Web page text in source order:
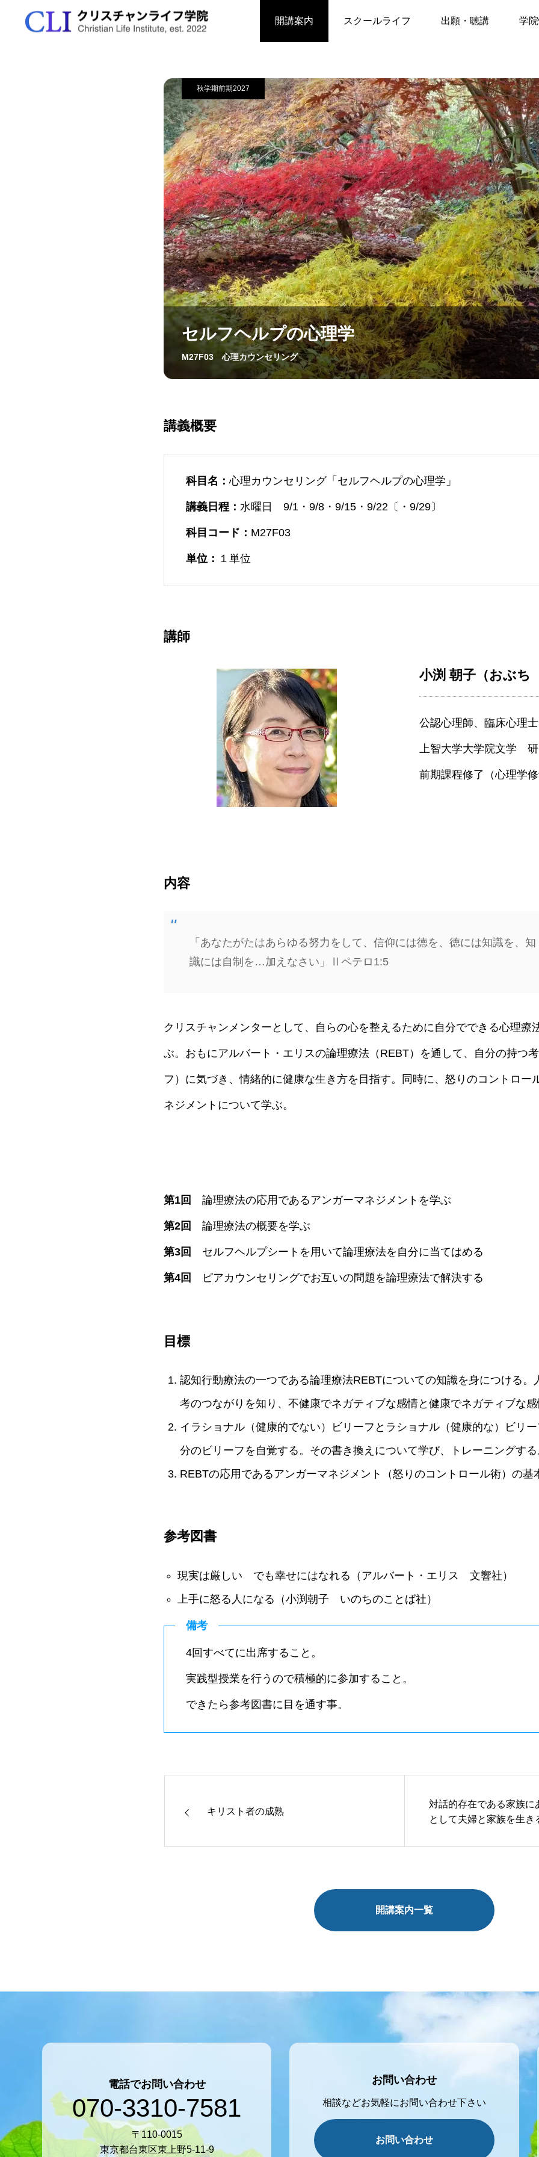
開講案内 スクールライフ 出願・聴講 学
春学期2026
秋学期前期2026
秋学期後期2026
冬学期2026
春学期2027
秋学期前期2027
秋学期後期2027
冬学期2027
学びの特色
学ぶ5つの分野
講師紹介
単位取得、卒業要件
出願資格と方法
出願から入学まで
学費について
願書提出
推薦状の提出
聴講制度
聴講申込
資格の取得
アクセス
お問合せ
FAQ
島田哲也先生・吉川直美先生
対談「クリスチャンの霊性」
イベント
7月11日 JTJ講演会お知らせ
「うつ病・統合失調症のさび
しさ・わびしさを知る」
イベント
6月9日講演会のお知らせ
CLI講師森真弓先生
開講案内 秋学期前期2027 セルフヘルプの心理学
セルフヘルプの心理学
M27F03 心理カウンセリング
秋学期前期2027
講義概要
科目名：心理カウンセリング「セルフヘルプの心理学」
講義日程： 水曜日 9/1・9/8・9/15・9/22〔・9/29〕
科目コード： M27F03
単位： １単位
講師
小渕 朝子（おぶち
公認心理師、臨床心理士
上智大学大学院文学
前期課程修了（心理学修
内容
「あなたがたはあらゆる努力をして、信仰には徳を、徳には知識を、知
識には自制を…加えなさい」Ⅱペテロ1:5
クリスチャンメンターとして、自らの心を整えるために自分でできる心理療
ぶ。おもにアルバート・エリスの論理療法（REBT）を通して、自分の持つ
フ）に気づき、情緒的に健康な生き方を目指す。同時に、怒りのコントロー
ネジメントについて学ぶ。
第1回 論理療法の応用であるアンガーマネジメントを学ぶ
第2回 論理療法の概要を学ぶ
第3回 セルフヘルプシートを用いて論理療法を自分に当てはめる
第4回 ピアカウンセリングでお互いの問題を論理療法で解決する
目標
認知行動療法の一つである論理療法REBTについての知識を身につける。
考のつながりを知り、不健康でネガティブな感情と健康でネガティブな感
イラショナル（健康的でない）ビリーフとラショナル（健康的な）ビリ
分のビリーフを自覚する。その書き換えについて学び、トレーニングする
REBTの応用であるアンガーマネジメント（怒りのコントロール術）の基
参考図書
現実は厳しい でも幸せにはなれる（アルバート・エリス 文響社）
上手に怒る人になる（小渕朝子 いのちのことば社）
備考
4回すべてに出席すること。
実践型授業を行うので積極的に参加すること。
できたら参考図書に目を通す事。
キリスト者の成熟
対話的存在である家族に
として夫婦と家族を生き
開講案内一覧
電話でお問い合わせ
070-3310-7581
〒110-0015
東京都台東区東上野5-11-9
お問い合わせ
相談などお気軽にお問い合わせ下さい
お問い合わせ